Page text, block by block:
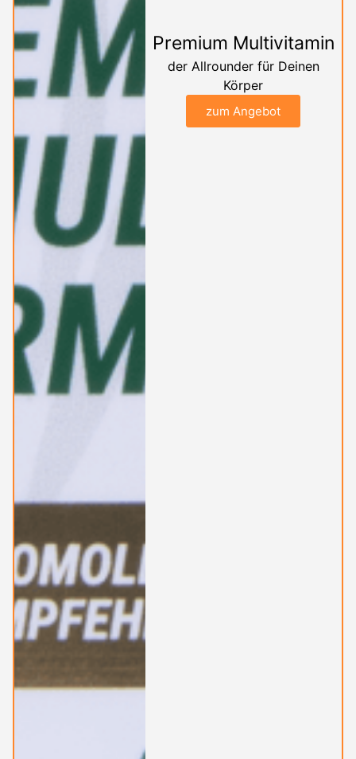
Premium Multivitamin
der Allrounder für Deinen
Körper
zum Angebot